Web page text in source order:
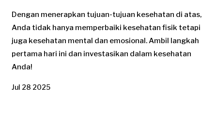
Dengan menerapkan tujuan-tujuan kesehatan di atas,
Anda tidak hanya memperbaiki kesehatan fisik tetapi
juga kesehatan mental dan emosional. Ambil langkah
pertama hari ini dan investasikan dalam kesehatan
Anda!
Jul 28 2025